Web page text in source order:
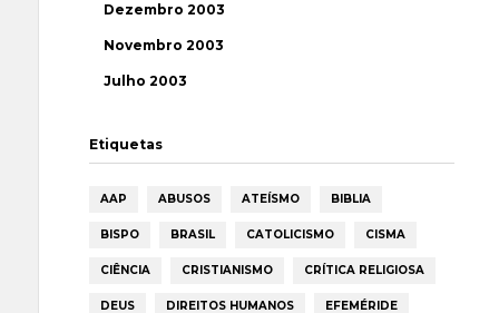
Dezembro 2003
Novembro 2003
Julho 2003
Etiquetas
AAP ABUSOS ATEÍSMO BIBLIA
BISPO BRASIL CATOLICISMO CISMA
CIÊNCIA CRISTIANISMO CRÍTICA RELIGIOSA
DEUS DIREITOS HUMANOS EFEMÉRIDE